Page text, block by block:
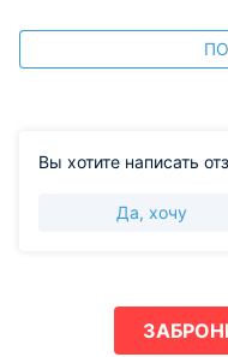
Вы хотите написать
Да, хочу